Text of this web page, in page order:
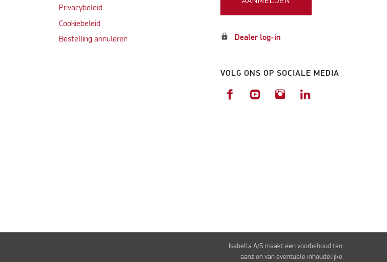
Privacybeleid
Cookiebeleid
Bestelling annuleren
lock Dealer log-in
VOLG ONS OP SOCIALE MEDIA
Isabella A/S maakt een voorbehoud ten
aanzien van eventuele inhoudelijke